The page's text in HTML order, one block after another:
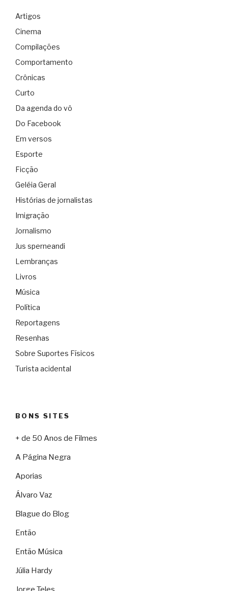
Artigos
Cinema
Compilações
Comportamento
Crônicas
Curto
Da agenda do vô
Do Facebook
Em versos
Esporte
Ficção
Geléia Geral
Histórias de jornalistas
Imigração
Jornalismo
Jus sperneandi
Lembranças
Livros
Música
Política
Reportagens
Resenhas
Sobre Suportes Físicos
Turista acidental
BONS SITES
+ de 50 Anos de Filmes
A Página Negra
Aporias
Álvaro Vaz
Blague do Blog
Então
Então Música
Júlia Hardy